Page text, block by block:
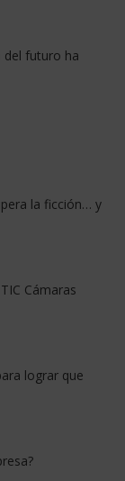
del futuro ha
la ficción… y
Cámaras
lograr que